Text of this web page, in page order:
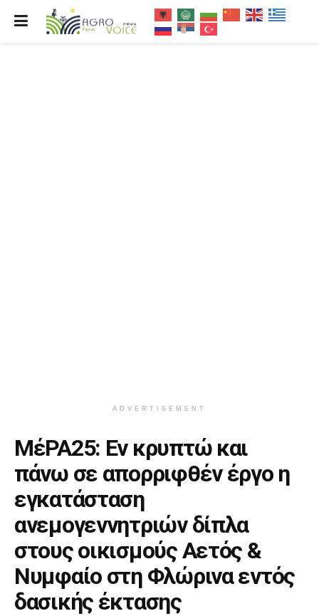
ADVERTISEMENT
ΜέΡΑ25: Εν κρυπτώ και
πάνω σε απορριφθέν έργο η
εγκατάσταση
ανεμογεννητριών δίπλα
στους οικισμούς Αετός &
Νυμφαίο στη Φλώρινα εντός
δασικής έκτασης